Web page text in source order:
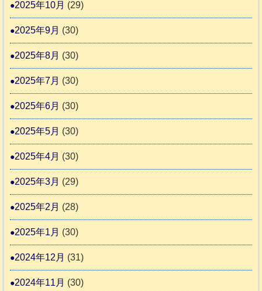
2025年10月 (29)
2025年9月 (30)
2025年8月 (30)
2025年7月 (30)
2025年6月 (30)
2025年5月 (30)
2025年4月 (30)
2025年3月 (29)
2025年2月 (28)
2025年1月 (30)
2024年12月 (31)
2024年11月 (30)